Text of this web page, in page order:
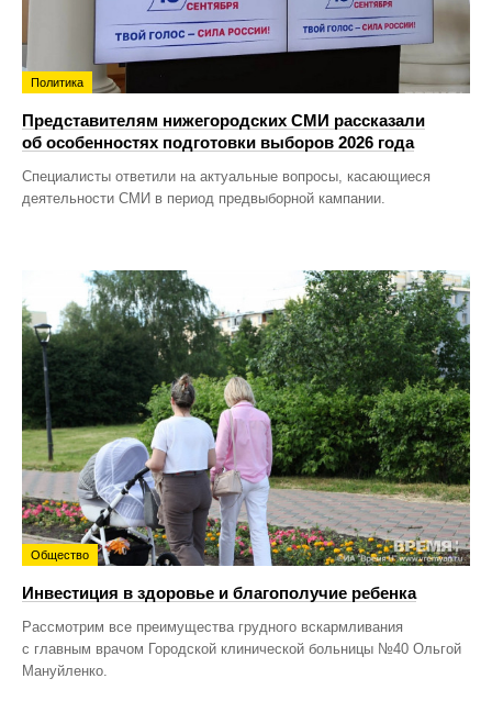
Политика
Представителям нижегородских СМИ рассказали
об особенностях подготовки выборов 2026 года
Специалисты ответили на актуальные вопросы, касающиеся
деятельности СМИ в период предвыборной кампании.
Общество
Инвестиция в здоровье и благополучие ребенка
Рассмотрим все преимущества грудного вскармливания
с главным врачом Городской клинической больницы №40 Ольгой
Мануйленко.